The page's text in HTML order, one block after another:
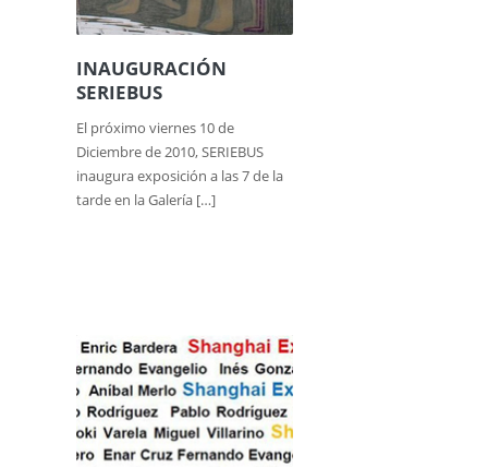
INAUGURACIÓN
SERIEBUS
El próximo viernes 10 de
Diciembre de 2010, SERIEBUS
inaugura exposición a las 7 de la
tarde en la Galería […]